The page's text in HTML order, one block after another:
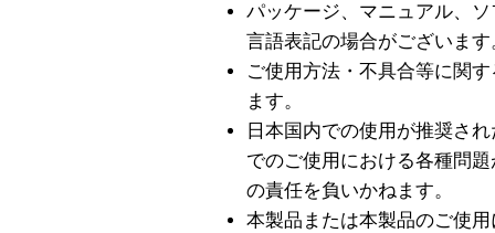
パッケージ、マニュアル、
言語表記の場合がございます
ご使用方法・不具合等に関
ます。
日本国内での使用が推奨さ
でのご使用における各種問
の責任を負いかねます。
本製品または本製品のご使